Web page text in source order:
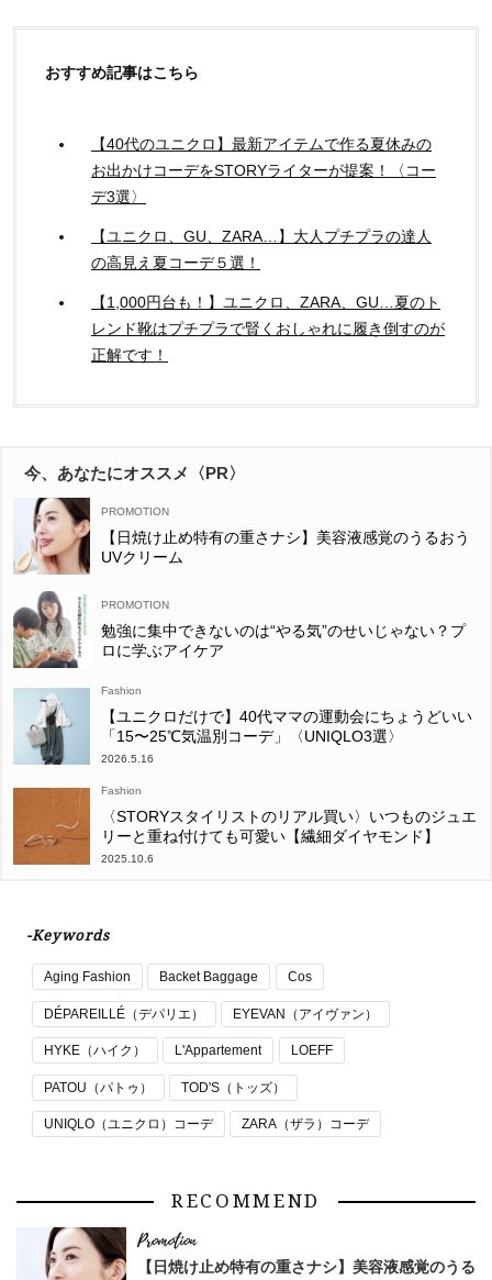
おすすめ記事はこちら
【40代のユニクロ】最新アイテムで作る夏休みの
お出かけコーデをSTORYライターが提案！〈コー
デ3選〉
【ユニクロ、GU、ZARA…】大人プチプラの達人
の高見え夏コーデ５選！
【1,000円台も！】ユニクロ、ZARA、GU…夏のト
レンド靴はプチプラで賢くおしゃれに履き倒すのが
正解です！
今、あなたにオススメ〈PR〉
【日焼け止め特有の重さナシ】美容液感覚のうるおう
UVクリーム
勉強に集中できないのは“やる気”のせいじゃない？プ
ロに学ぶアイケア
Fashion
【ユニクロだけで】40代ママの運動会にちょうどいい
「15〜25℃気温別コーデ」〈UNIQLO3選〉
2026.5.16
Fashion
〈STORYスタイリストのリアル買い〉いつものジュエ
リーと重ね付けても可愛い【繊細ダイヤモンド】
2025.10.6
-Keywords
Aging Fashion Backet Baggage Cos
DÉPAREILLÉ（デパリエ） EYEVAN（アイヴァン）
HYKE（ハイク） L'Appartement LOEFF
PATOU（パトゥ） TOD'S（トッズ）
UNIQLO（ユニクロ）コーデ ZARA（ザラ）コーデ
RECOMMEND
【日焼け止め特有の重さナシ】美容液感覚のうる